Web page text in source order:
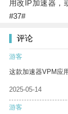
用改IP加速器，
#37#
评论
游客
这款加速器VPM应
2025-05-14
游客